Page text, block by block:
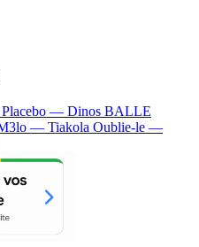
Placebo — Dinos BALLE
— Tiakola Oublie-le —